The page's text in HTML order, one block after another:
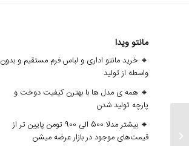
مانتو ویدا
🔸 خرید مانتو اداری و لباس فرم مستقیم و بدون
واسطه از تولید
🔸 همه ی مدل ها با بهترن کیفیت دوخت و
پارچه تولید شدن
🔸 بیشتر مدلا 500 الی 900 تومن پایین تر از
قیمت‌های موجود در بازار عرضه میشنارسالی های ۷ ام و ۸ ام شهریور